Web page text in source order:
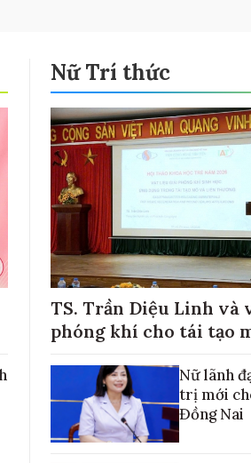
Nữ Trí thức
TS. Trần Diệu Linh và
phóng khí cho tái tạo
Nữ lãnh
trị mới
Đồng Nai